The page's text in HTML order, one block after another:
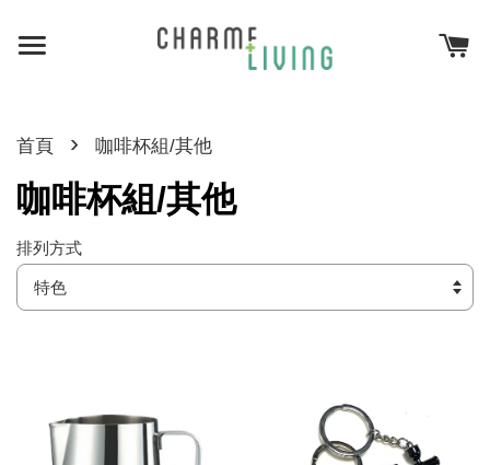
首頁 › 咖啡杯組/其他
咖啡杯組/其他
排列方式